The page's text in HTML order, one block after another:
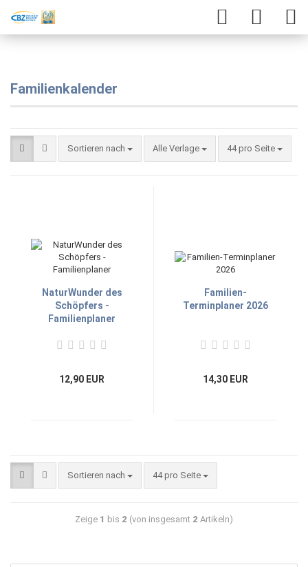
Familienkalender
Sortieren nach Alle Verlage 44 pro Seite
NaturWunder des
Schöpfers -
Familienplaner
12,90 EUR
Familien-
Terminplaner 2026
14,30 EUR
Sortieren nach 44 pro Seite
Zeige 1 bis 2 (von insgesamt 2 Artikeln)